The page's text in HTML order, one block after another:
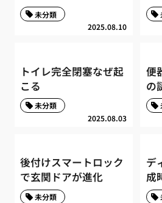
2025.08.10
未分類
トイレ完全閉塞なぜ起
こる
2025.08.03
未分類
便
の
後付けスマートロック
で玄関ドアが進化
未分類
デ
成